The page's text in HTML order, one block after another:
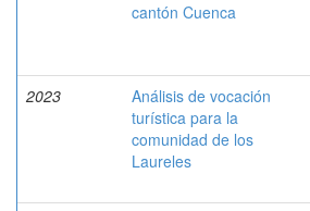
cantón Cuenca
2023
Análisis de vocación
turística para la
comunidad de los
Laureles